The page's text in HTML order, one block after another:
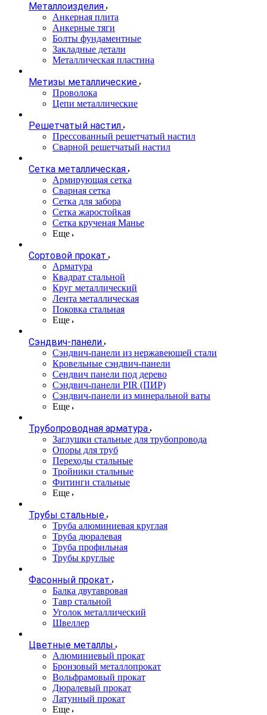
Металлоизделия
Анкерная плита
Анкерные тяги
Болты фундаментные
Закладные детали
Металлическая пластина
Метизы металлические
Проволока
Цепи металлические
Решетчатый настил
Прессованный решетчатый настил
Сварной решетчатый настил
Сетка металлическая
Армирующая сетка
Сварная сетка
Сетка для забора
Сетка жаростойкая
Сетка крученая Манье
Еще
Сортовой прокат
Арматура
Квадрат стальной
Круг металлический
Лента металлическая
Поковка стальная
Еще
Сэндвич-панели
Cэндвич-панели из нержавеющей стали
Кровельные сэндвич-панели
Сендвич панели под дерево
Сэндвич-панели PIR (ПИР)
Сэндвич-панели из минеральной ваты
Еще
Трубопроводная арматура
Заглушки стальные для трубопровода
Опоры для труб
Переходы стальные
Тройники стальные
Фитинги стальные
Еще
Трубы стальные
Труба алюминиевая круглая
Труба дюралевая
Труба профильная
Трубы круглые
Фасонный прокат
Балка двутавровая
Тавр стальной
Уголок металлический
Швеллер
Цветные металлы
Алюминиевый прокат
Бронзовый металлопрокат
Вольфрамовый прокат
Дюралевый прокат
Латунный прокат
Еще